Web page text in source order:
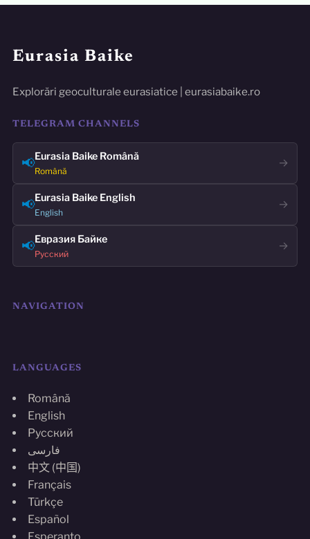
Eurasia Baike
Explorări geoculturale eurasiatice | eurasiabaike.ro
TELEGRAM CHANNELS
📢Eurasia Baike Română
Română
→
📢Eurasia Baike English
English
→
📢Евразия Байке
Русский
→
NAVIGATION
LANGUAGES
Română
English
Русский
فارسی
中文 (中国)
Français
Türkçe
Español